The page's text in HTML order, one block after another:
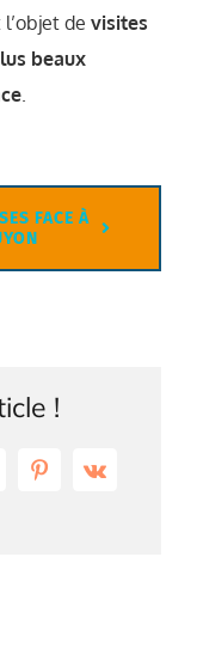
de visites
beaux
FACE À
!
Pinterest
Vk